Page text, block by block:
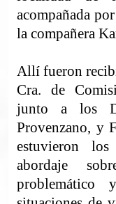
acompañada
la compañera
Allí fueron
Cra. de
junto a los
Provenzano, y
estuvieron
abordaje
problemático